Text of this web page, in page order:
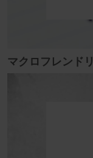
マクロフレンド